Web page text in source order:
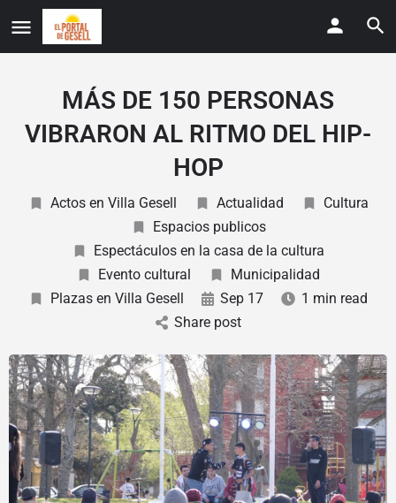
MÁS DE 150 PERSONAS
VIBRARON AL RITMO DEL HIP-
HOP
Actos en Villa Gesell Actualidad
Cultura
Espacios publicos
Espectáculos en la casa de la cultura
Evento cultural
Municipalidad
Plazas en Villa Gesell
Sep 17
1 min read
Share post